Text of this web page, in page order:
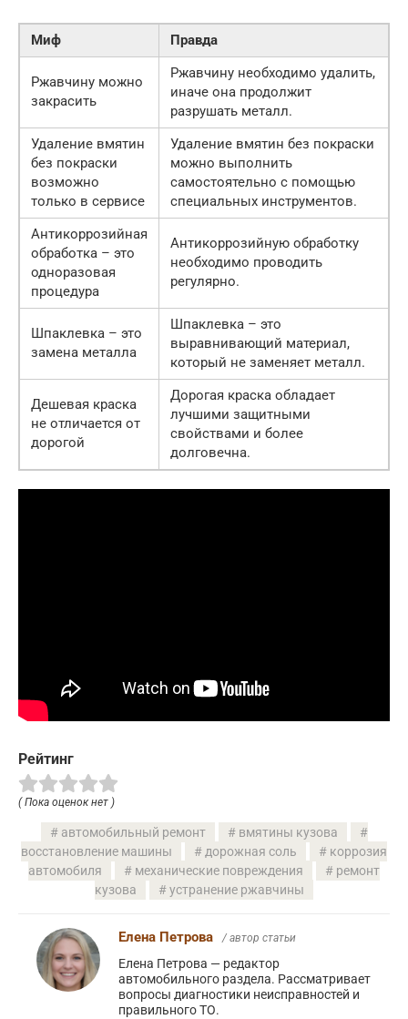
Миф Правда
Ржавчину можно
закрасить
Ржавчину необходимо удалить,
иначе она продолжит
разрушать металл.
Удаление вмятин
без покраски
возможно
только в сервисе
Удаление вмятин без покраски
можно выполнить
самостоятельно с помощью
специальных инструментов.
Антикоррозийная
обработка – это
одноразовая
процедура
Антикоррозийную обработку
необходимо проводить
регулярно.
Шпаклевка – это
замена металла
Шпаклевка – это
выравнивающий материал,
который не заменяет металл.
Дешевая краска
не отличается от
дорогой
Дорогая краска обладает
лучшими защитными
свойствами и более
долговечна.
Рейтинг
( Пока оценок нет )
автомобильный ремонт
вмятины кузова
восстановление машины
дорожная соль
коррозия
автомобиля
механические повреждения
ремонт
кузова
устранение ржавчины
Елена Петрова / автор статьи
Елена Петрова — редактор
автомобильного раздела. Рассматривает
вопросы диагностики неисправностей и
правильного ТО.